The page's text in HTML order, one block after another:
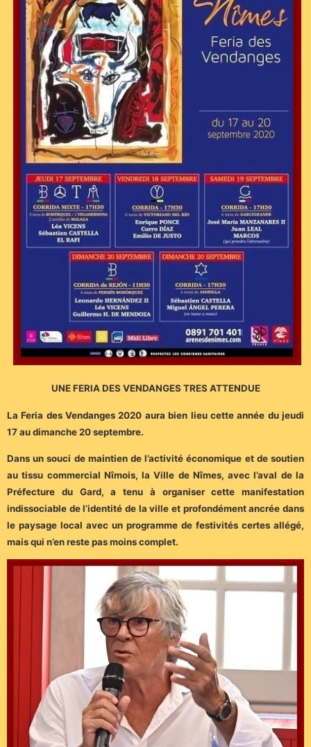
UNE FERIA DES VENDANGES TRES ATTENDUE
La Feria des Vendanges 2020 aura bien lieu cette année du jeudi
17 au dimanche 20 septembre.
Dans un souci de maintien de l’activité économique et de soutien
au tissu commercial Nîmois, la Ville de Nîmes, avec l’aval de la
Préfecture du Gard, a tenu à organiser cette manifestation
indissociable de l’identité de la ville et profondément ancrée dans
le paysage local avec un programme de festivités certes allégé,
mais qui n’en reste pas moins complet.